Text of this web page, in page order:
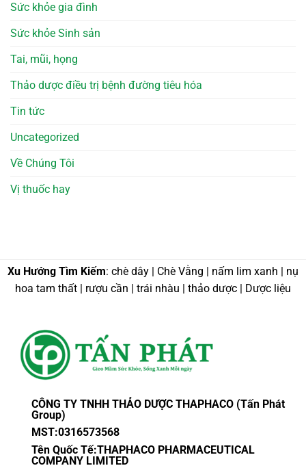
Sức khỏe gia đình
Sức khỏe Sinh sản
Tai, mũi, họng
Thảo dược điều trị bệnh đường tiêu hóa
Tin tức
Uncategorized
Về Chúng Tôi
Vị thuốc hay
Xu Hướng Tìm Kiếm: chè dây | Chè Vằng | nấm lim xanh | nụ
hoa tam thất | rượu cần | trái nhàu | thảo dược | Dược liệu
CÔNG TY TNHH THẢO DƯỢC THAPHACO (Tấn Phát
Group)
MST:0316573568
Tên Quốc Tế:THAPHACO PHARMACEUTICAL
COMPANY LIMITED